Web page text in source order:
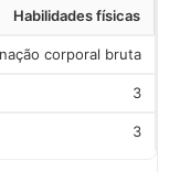
Habilidades físicas
corporal bruta
3
3